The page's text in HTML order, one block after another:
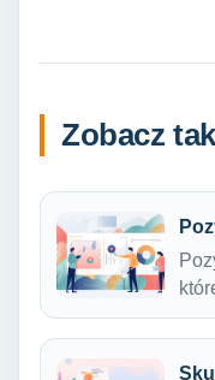
Zobacz